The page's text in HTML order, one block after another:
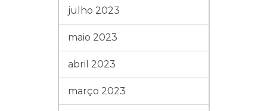
julho 2023
maio 2023
abril 2023
março 2023